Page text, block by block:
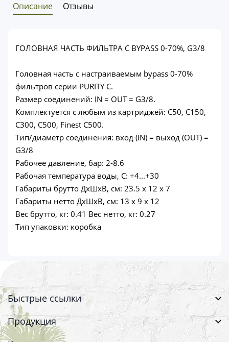
Описание Отзывы
ГОЛОВНАЯ ЧАСТЬ ФИЛЬТРА С BYPASS 0-70%, G3/8
Головная часть с настраиваемым bypass 0-70%
фильтров серии PURITY С.
Размер соединений: IN = OUT = G3/8.
Комплектуется с любым из картриджей: С50, С150,
С300, С500, Finest C500.
Тип/диаметр соединения: вход (IN) = выход (OUT) =
G3/8
Рабочее давление, бар: 2-8.6
Рабочая температура воды, С: +4...+30
Габариты брутто ДхШхВ, см: 23.5 x 12 x 7
Габариты нетто ДхШхВ, см: 13 x 9 x 12
Вес брутто, кг: 0.41 Вес нетто, кг: 0.27
Тип упаковки: коробка
Быстрые ссылки
Продукция